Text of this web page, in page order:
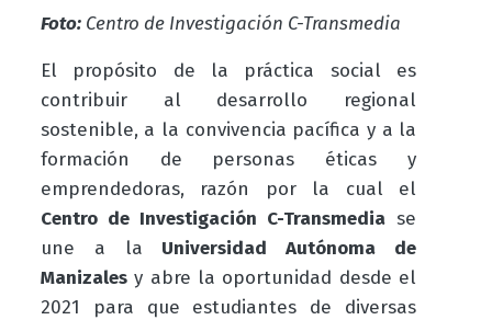
Foto:Centro de Investigación C-Transmedia
El propósito de la práctica social es
contribuir al desarrollo regional
sostenible, a la convivencia pacífica y a la
formación de personas éticas y
emprendedoras, razón por la cual el
Centro de Investigación C-Transmedia se
une a la Universidad Autónoma de
Manizalesy abre la oportunidad desde el
2021 para que estudiantes de diversas